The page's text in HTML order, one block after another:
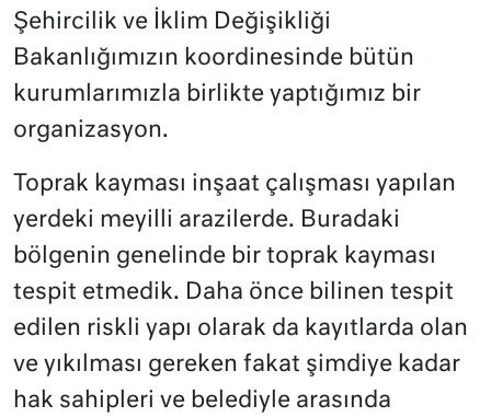
Şehircilik ve İklim Değişikliği
Bakanlığımızın koordinesinde bütün
kurumlarımızla birlikte yaptığımız bir
organizasyon.
Toprak kayması inşaat çalışması yapılan
yerdeki meyilli arazilerde. Buradaki
bölgenin genelinde bir toprak kayması
tespit etmedik. Daha önce bilinen tespit
edilen riskli yapı olarak da kayıtlarda olan
ve yıkılması gereken fakat şimdiye kadar
hak sahipleri ve belediyle arasında